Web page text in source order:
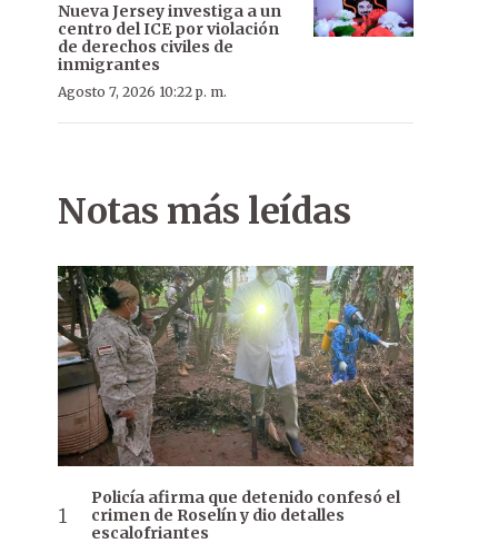
Nueva Jersey investiga a un
centro del ICE por violación
de derechos civiles de
inmigrantes
Agosto 7, 2026 10:22 p. m.
Notas más leídas
Policía afirma que detenido confesó el
crimen de Roselín y dio detalles
escalofriantes